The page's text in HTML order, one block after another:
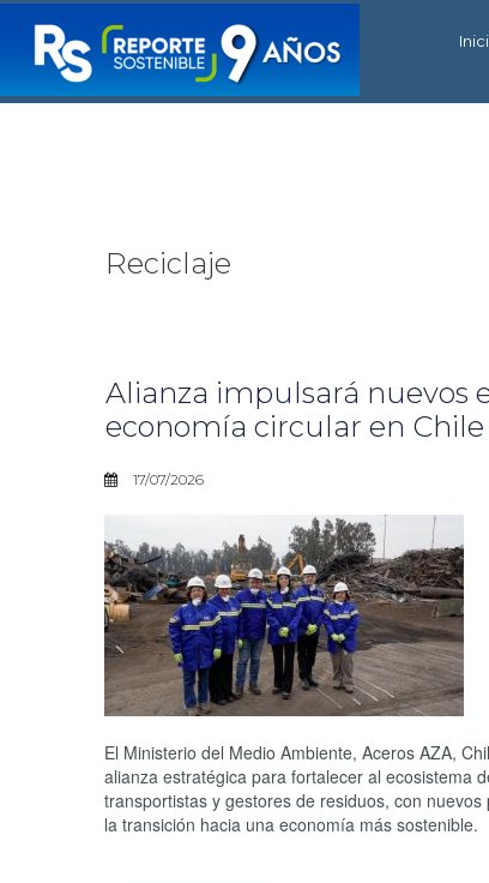
Reciclaje
Alianza impulsará nuevos
economía circular en Chile
17/07/2026
El Ministerio del Medio Ambiente, Aceros AZA,
alianza estratégica para fortalecer al ecosistema
transportistas y gestores de residuos, con
la transición hacia una economía más sostenible.